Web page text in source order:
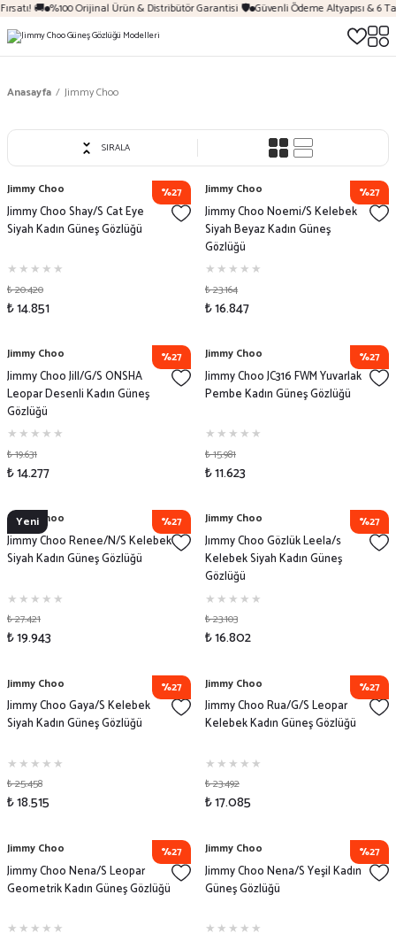
🚚 %100 Orijinal Ürün & Distribütör Garantisi 🛡️ Güvenli Ödeme Altyapısı & 6
Anasayfa Jimmy Choo
SIRALA
%27
Jimmy Choo
Jimmy Choo Shay/S Cat Eye
Siyah Kadın Güneş Gözlüğü
₺ 20.420
₺ 14.851
%27
Jimmy Choo
Jimmy Choo Noemi/S Kelebek
Siyah Beyaz Kadın Güneş
Gözlüğü
₺ 23.164
₺ 16.847
%27
Jimmy Choo
Jimmy Choo Jill/G/S ONSHA
Leopar Desenli Kadın Güneş
Gözlüğü
₺ 19.631
₺ 14.277
%27
Jimmy Choo
Jimmy Choo JC316 FWM Yuvarlak
Pembe Kadın Güneş Gözlüğü
₺ 15.981
₺ 11.623
Yeni %27
Jimmy Choo
Jimmy Choo Renee/N/S Kelebek
Siyah Kadın Güneş Gözlüğü
₺ 27.421
₺ 19.943
%27
Jimmy Choo
Jımmy Choo Gözlük Leela/s
Kelebek Siyah Kadın Güneş
Gözlüğü
₺ 23.103
₺ 16.802
%27
Jimmy Choo
Jimmy Choo Gaya/S Kelebek
Siyah Kadın Güneş Gözlüğü
₺ 25.458
₺ 18.515
%27
Jimmy Choo
Jimmy Choo Rua/G/S Leopar
Kelebek Kadın Güneş Gözlüğü
₺ 23.492
₺ 17.085
%27
Jimmy Choo
Jimmy Choo Nena/S Leopar
Geometrik Kadın Güneş Gözlüğü
%27
Jimmy Choo
Jimmy Choo Nena/S Yeşil Kadın
Güneş Gözlüğü